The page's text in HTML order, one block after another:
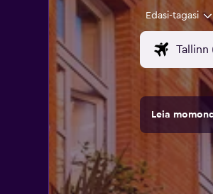
Edasi-tagasi
Leia